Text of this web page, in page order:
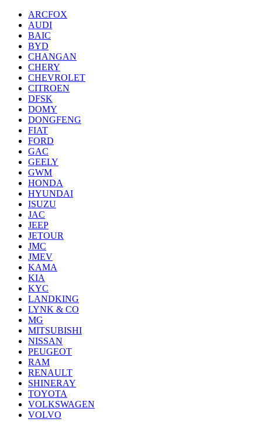
ARCFOX
AUDI
BAIC
BYD
CHANGAN
CHERY
CHEVROLET
CITROEN
DFSK
DOMY
DONGFENG
FIAT
FORD
GAC
GEELY
GWM
HONDA
HYUNDAI
ISUZU
JAC
JEEP
JETOUR
JMC
JMEV
KAMA
KIA
KYC
LANDKING
LYNK & CO
MG
MITSUBISHI
NISSAN
PEUGEOT
RAM
RENAULT
SHINERAY
TOYOTA
VOLKSWAGEN
VOLVO